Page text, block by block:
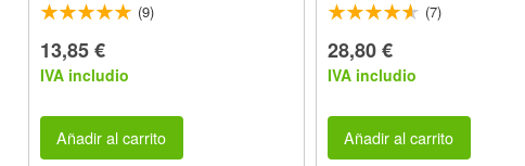
(9)
13,85 €
IVA includio
Añadir al carrito
(7)
28,80 €
IVA includio
Añadir al carrito